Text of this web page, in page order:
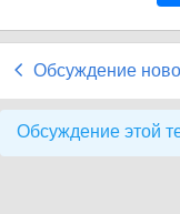
Обсуждение
Обсуждение этой